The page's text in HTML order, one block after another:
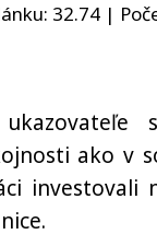
32.74 |
ako v